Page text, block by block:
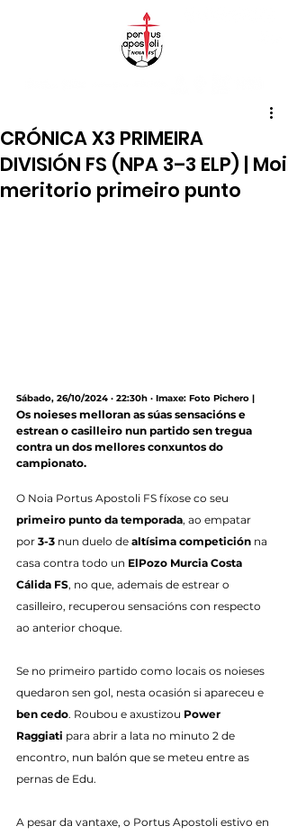
CRÓNICA X3 PRIMEIRA
DIVISIÓN FS (NPA 3–3 ELP) | Moi
meritorio primeiro punto
Sábado, 26/10/2024 · 22:30h · Imaxe: Foto Pichero |
Os noieses melloran as súas sensacións e
estrean o casilleiro nun partido sen tregua
contra un dos mellores conxuntos do
campionato.
O Noia Portus Apostoli FS fíxose co seu
primeiro punto da temporada, ao empatar
por 3-3 nun duelo de altísima competición na
casa contra todo un ElPozo Murcia Costa
Cálida FS, no que, ademais de estrear o
casilleiro, recuperou sensacións con respecto
ao anterior choque.
Se no primeiro partido como locais os noieses
quedaron sen gol, nesta ocasión si apareceu e
ben cedo. Roubou e axustizou Power
Raggiati para abrir a lata no minuto 2 de
encontro, nun balón que se meteu entre as
pernas de Edu.
A pesar da vantaxe, o Portus Apostoli estivo en